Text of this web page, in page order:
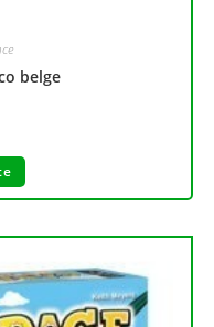
belge